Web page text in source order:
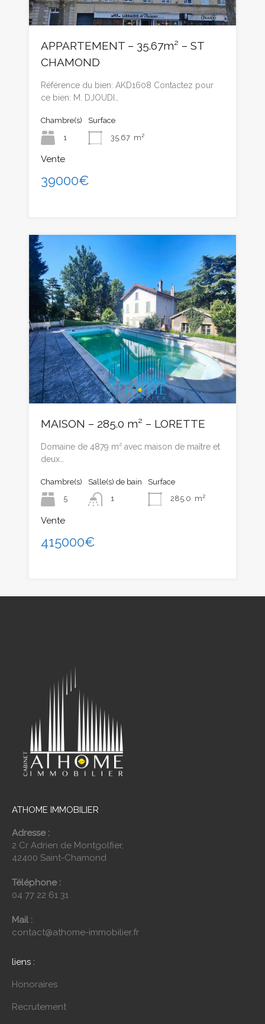
APPARTEMENT – 35.67m² – ST
CHAMOND
Référence du bien: AKD1608 Contactez pour
ce bien: M. DJOUDI…
Chambre(s)
1
Surface
35.67 m²
Vente
39000€
MAISON – 285.0 m² – LORETTE
Domaine de 4879 m² avec maison de maître et
deux…
Chambre(s)
5
Salle(s) de bain
1
Surface
285.0 m²
Vente
415000€
ATHOME IMMOBILIER
Adresse :
2 Cr Adrien de Montgolfier,
42400 Saint-Chamond
Téléphone :
04 77 22 61 31
Mail :
contact@athome-immobilier.fr
liens :
Honoraires
Recrutement